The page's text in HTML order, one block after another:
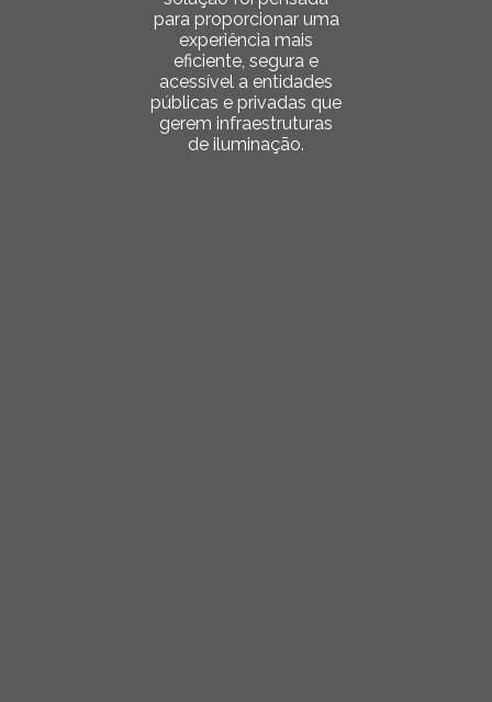
para proporcionar uma
experiência mais
eficiente, segura e
acessível a entidades
públicas e privadas que
gerem infraestruturas
de iluminação.